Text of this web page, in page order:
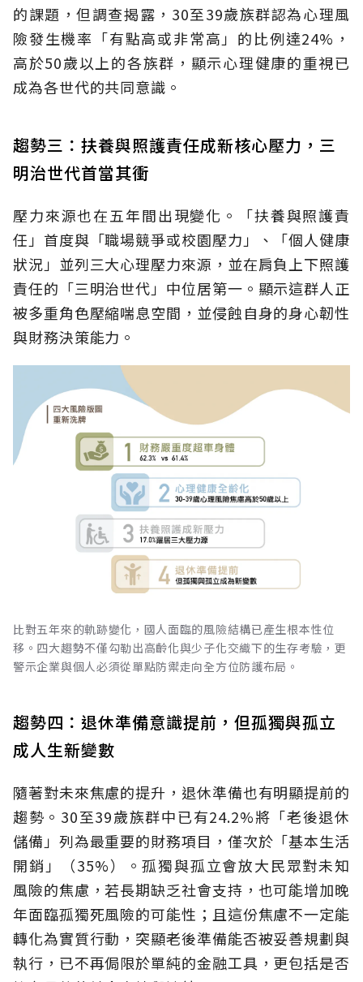
的課題，但調查揭露，30至39歲族群認為心理風
險發生機率「有點高或非常高」的比例達24%，
高於50歲以上的各族群，顯示心理健康的重視已
成為各世代的共同意識。
趨勢三：扶養與照護責任成新核心壓力，三
明治世代首當其衝
壓力來源也在五年間出現變化。「扶養與照護責
任」首度與「職場競爭或校園壓力」、「個人健康
狀況」並列三大心理壓力來源，並在肩負上下照護
責任的「三明治世代」中位居第一。顯示這群人正
被多重角色壓縮喘息空間，並侵蝕自身的身心韌性
與財務決策能力。
比對五年來的軌跡變化，國人面臨的風險結構已產生根本性位
移。四大趨勢不僅勾勒出高齡化與少子化交織下的生存考驗，更
警示企業與個人必須從單點防禦走向全方位防護布局。
趨勢四：退休準備意識提前，但孤獨與孤立
成人生新變數
隨著對未來焦慮的提升，退休準備也有明顯提前的
趨勢。30至39歲族群中已有24.2%將「老後退休
儲備」列為最重要的財務項目，僅次於「基本生活
開銷」（35%）。孤獨與孤立會放大民眾對未知
風險的焦慮，若長期缺乏社會支持，也可能增加晚
年面臨孤獨死風險的可能性；且這份焦慮不一定能
轉化為實質行動，突顯老後準備能否被妥善規劃與
執行，已不再侷限於單純的金融工具，更包括是否